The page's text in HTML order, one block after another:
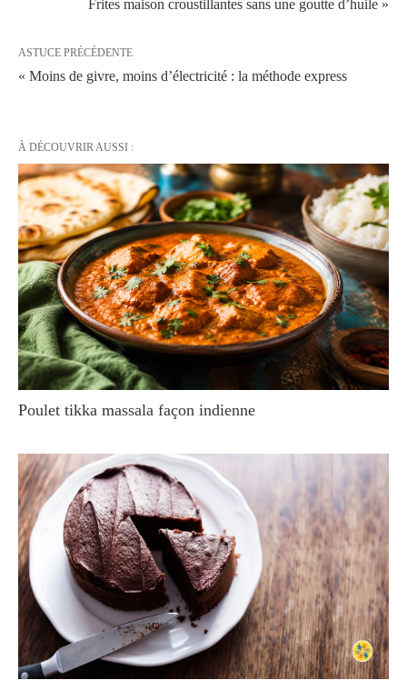
Frites maison croustillantes sans une goutte d’huile »
ASTUCE PRÉCÉDENTE
« Moins de givre, moins d’électricité : la méthode express
À DÉCOUVRIR AUSSI :
Poulet tikka massala façon indienne